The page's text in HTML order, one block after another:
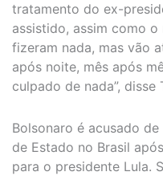
tratamento do ex-
assistido, assim como
fizeram nada, mas vão
após noite, mês após
culpado de nada”, disse
Bolsonaro é acusado
de Estado no Brasil
para o presidente Lula.